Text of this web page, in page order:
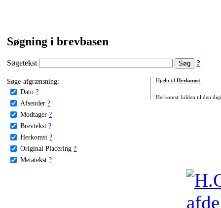
Søgning i brevbasen
Søgetekst ?
Søge-afgrænsning:
Dato ?
Afsender ?
Modtager ?
Brevtekst ?
Herkomst ?
Original Placering ?
Metatekst ?
Hjælp til Herkomst:
Herkomst: kilden til den